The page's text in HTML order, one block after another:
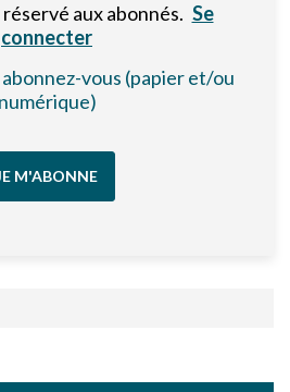
aux abonnés. Se
connecter
vous (papier et/ou
numérique)
M'ABONNE